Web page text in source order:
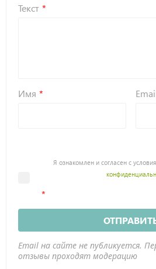
Текст
Имя
Я ознакомлен и согласен с
Email на сайте не публикуется.
отзывы проходят модерацию